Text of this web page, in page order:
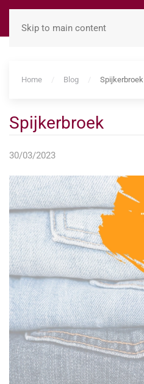
Skip to main content
Home Blog Spijkerbroek
Spijkerbroek
30/03/2023